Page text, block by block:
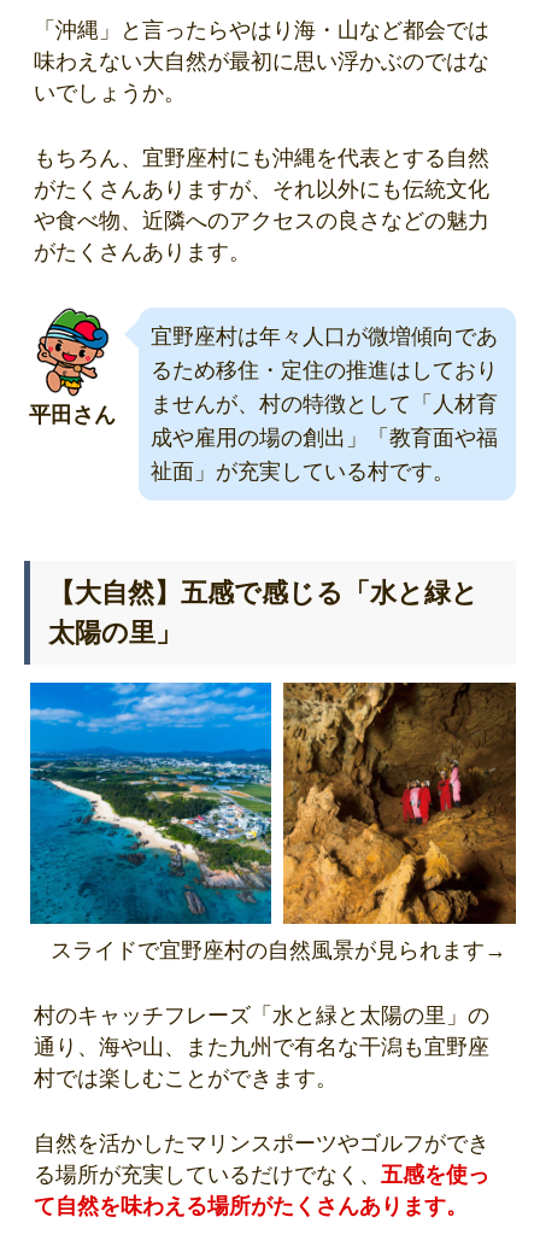
「沖縄」と言ったらやはり海・山など都会では
味わえない大自然が最初に思い浮かぶのではな
いでしょうか。
もちろん、宜野座村にも沖縄を代表とする自然
がたくさんありますが、それ以外にも伝統文化
や食べ物、近隣へのアクセスの良さなどの魅力
がたくさんあります。
平田さん
宜野座村は年々人口が微増傾向であ
るため移住・定住の推進はしており
ませんが、村の特徴として「人材育
成や雇用の場の創出」「教育面や福
祉面」が充実している村です。
【大自然】五感で感じる「水と緑と
太陽の里」
スライドで宜野座村の自然風景が見られます→
村のキャッチフレーズ「水と緑と太陽の里」の
通り、海や山、また九州で有名な干潟も宜野座
村では楽しむことができます。
自然を活かしたマリンスポーツやゴルフができ
る場所が充実しているだけでなく、 五感を使っ
て自然を味わえる場所がたくさんあります。